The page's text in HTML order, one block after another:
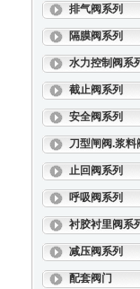
排气阀系列
隔膜阀系列
水力控制阀系
截止阀系列
安全阀系列
刀型闸阀.浆料
止回阀系列
呼吸阀系列
衬胶衬里阀系
减压阀系列
配套阀门